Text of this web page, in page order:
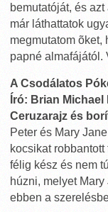
bemutatóját, és
már láthattatok
megmutatom õket,
papné almafájától.
A Csodálatos
Író: Brian
Ceruzarajz és
Peter és Mary
kocsikat
félig kész és nem
húzni, melyet
ebben a